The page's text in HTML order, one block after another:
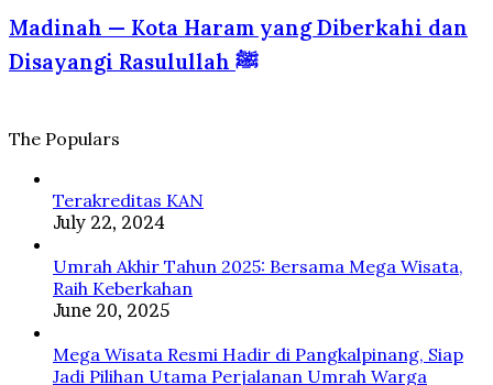
Psikologi
dan
Islam
Sumatera
ke
Tanah
Kota
Haram
yang
Disayangi
Madinah — Kota Haram yang Diberkahi dan
Disayangi Rasulullah ﷺ
The Populars
Terakreditas KAN
July 22, 2024
Umrah Akhir Tahun 2025: Bersama Mega Wisata,
Raih Keberkahan
June 20, 2025
Mega Wisata Resmi Hadir di Pangkalpinang, Siap
Jadi Pilihan Utama Perjalanan Umrah Warga